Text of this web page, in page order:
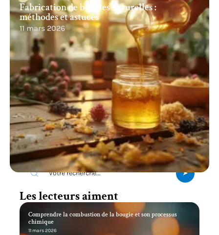
Fabrication de bougies naturelles :
méthodes et astuces
11 mars 2026
Recherche
Les lecteurs aiment
Comprendre la combustion de la bougie et son processus
chimique
11 mars 2026